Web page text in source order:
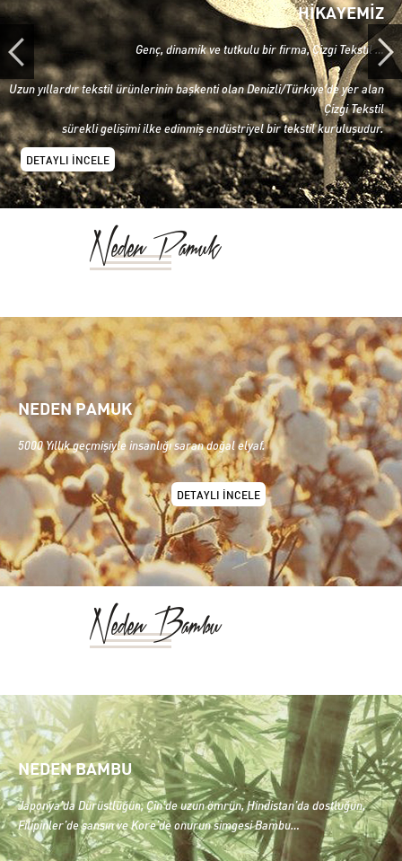
HİKAYEMİZ
Genç, dinamik ve tutkulu bir firma, Çizgi Tekstil …
Uzun yıllardır tekstil ürünlerinin başkenti olan Denizli/Türkiye’de yer alan
Çizgi Tekstil
sürekli gelişimi ilke edinmiş endüstriyel bir tekstil kuruluşudur.
DETAYLI İNCELE
Neden Pamuk
NEDEN PAMUK
5000 Yıllık geçmişiyle insanlığı saran doğal elyaf.
DETAYLI İNCELE
Neden Bambu
NEDEN BAMBU
Japonya’da Dürüstlüğün, Çin’de uzun ömrün, Hindistan’da dostluğun,
Filipinler’de şansın ve Kore’de onurun simgesi Bambu…